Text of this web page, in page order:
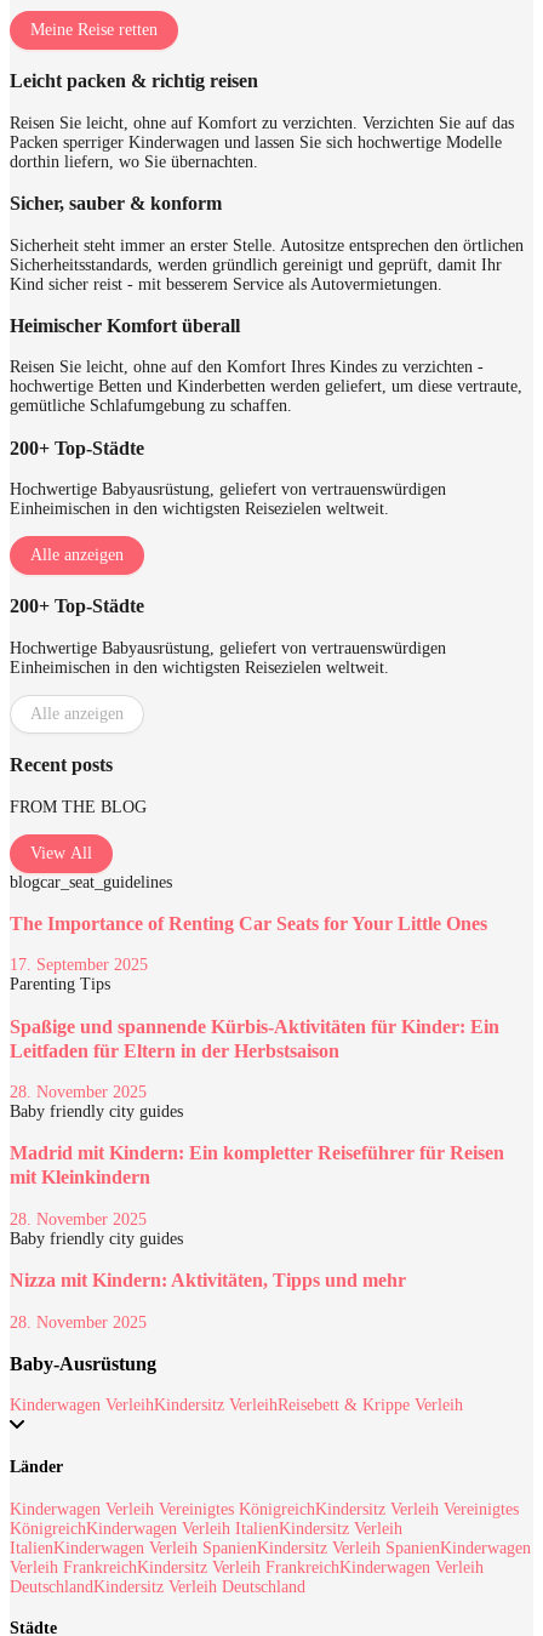
Meine Reise retten
Leicht packen & richtig reisen
Reisen Sie leicht, ohne auf Komfort zu verzichten. Verzichten Sie auf das
Packen sperriger Kinderwagen und lassen Sie sich hochwertige Modelle
dorthin liefern, wo Sie übernachten.
Sicher, sauber & konform
Sicherheit steht immer an erster Stelle. Autositze entsprechen den örtlichen
Sicherheitsstandards, werden gründlich gereinigt und geprüft, damit Ihr
Kind sicher reist - mit besserem Service als Autovermietungen.
Heimischer Komfort überall
Reisen Sie leicht, ohne auf den Komfort Ihres Kindes zu verzichten -
hochwertige Betten und Kinderbetten werden geliefert, um diese vertraute,
gemütliche Schlafumgebung zu schaffen.
200+ Top‑Städte
Hochwertige Babyausrüstung, geliefert von vertrauenswürdigen
Einheimischen in den wichtigsten Reisezielen weltweit.
Alle anzeigen
200+ Top‑Städte
Hochwertige Babyausrüstung, geliefert von vertrauenswürdigen
Einheimischen in den wichtigsten Reisezielen weltweit.
Alle anzeigen
Recent posts
FROM THE BLOG
View All
blogcar_seat_guidelines
The Importance of Renting Car Seats for Your Little Ones
17. September 2025
Parenting Tips
Spaßige und spannende Kürbis-Aktivitäten für Kinder: Ein
Leitfaden für Eltern in der Herbstsaison
28. November 2025
Baby friendly city guides
Madrid mit Kindern: Ein kompletter Reiseführer für Reisen
mit Kleinkindern
28. November 2025
Baby friendly city guides
Nizza mit Kindern: Aktivitäten, Tipps und mehr
28. November 2025
Baby-Ausrüstung
Kinderwagen VerleihKindersitz VerleihReisebett & Krippe Verleih
Länder
Kinderwagen Verleih Vereinigtes KönigreichKindersitz Verleih Vereinigtes
KönigreichKinderwagen Verleih ItalienKindersitz Verleih
ItalienKinderwagen Verleih SpanienKindersitz Verleih SpanienKinderwagen
Verleih FrankreichKindersitz Verleih FrankreichKinderwagen Verleih
DeutschlandKindersitz Verleih Deutschland
Städte